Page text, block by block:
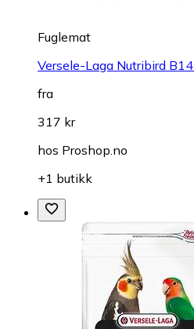
Fuglemat
Versele-Laga Nutribird
fra
317 kr
hos Proshop.no
+1 butikk